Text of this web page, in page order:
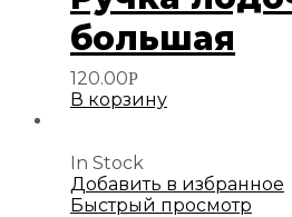
большая
120.00Р
В корзину
In Stock
Добавить в избранное
Быстрый просмотр